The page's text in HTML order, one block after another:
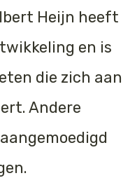
Heijn heeft
en is
die zich aan
Andere